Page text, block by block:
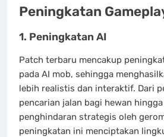
Peningkatan
1. Peningkatan AI
Patch terbaru mencakup
pada AI mob, sehingga
lebih realistis dan interaktif. Dari
pencarian jalan bagi hewan
penghindaran strategis oleh
peningkatan ini menciptakan